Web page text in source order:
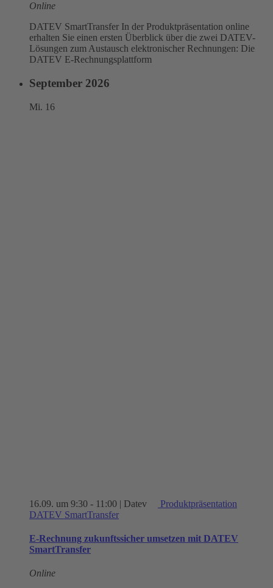
Online
DATEV SmartTransfer In der Produktpräsentation online
erhalten Sie einen ersten Überblick über die zwei DATEV-
Lösungen zum Austausch elektronischer Rechnungen: Die
DATEV E-Rechnungsplattform
September 2026
Mi. 16
16.09. um 9:30 - 11:00 | Datev
Produktpräsentation
DATEV SmartTransfer
E-Rechnung zukunftssicher umsetzen mit DATEV
SmartTransfer
Online